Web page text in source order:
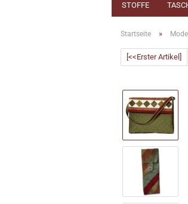
STOFFE
Startseite »
[<<Erster Artikel]